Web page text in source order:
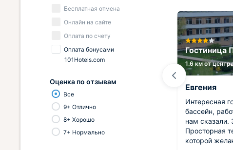
Шикарные Апартаменты на
Мира 62
5.4 км от центра
Вадим
Прекрасная просторная квартира
с современным ремонтом.
Проживать здесь было одним
удовольствием. Техника, мебель,
Гостиница
1.6 км от
Евгения
Интересная
бассейн,
нам сказали.
Просторная
которой
Бесплатная отмена
Онлайн на сайте
Оплата по счету
Оплата бонусами
101Hotels.com
Оценка по отзывам
Все
9+ Отлично
8+ Хорошо
7+ Нормально